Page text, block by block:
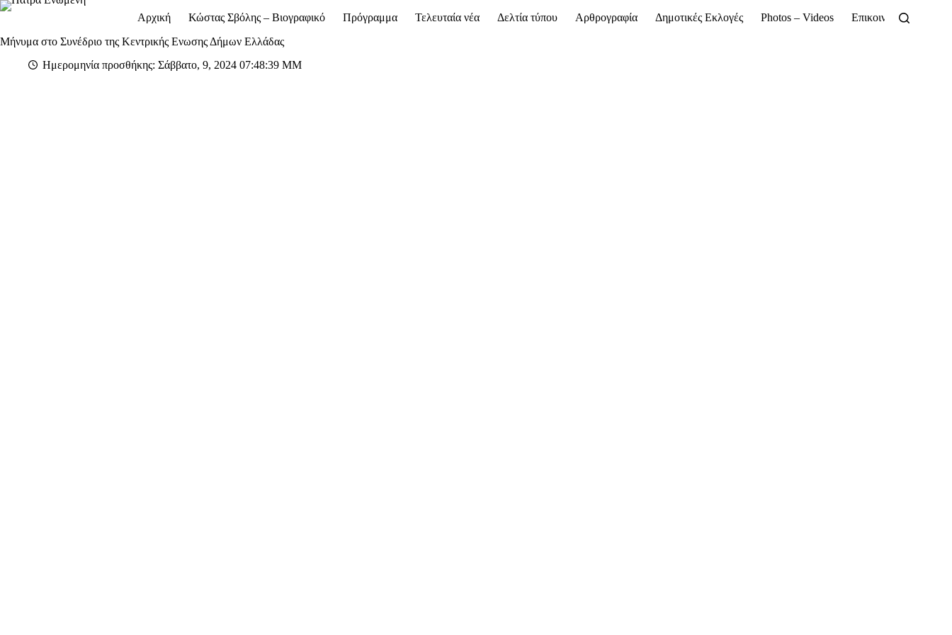
Μετάβαση
Αρχική Κώστας Σβόλης – Βιογραφικό Πρόγραμμα Τελευταία νέα Δελτία τύπου Αρθρογραφία Δημοτικές Εκλογές Photos – Videos
Επικοινωνία
Μήνυμα στο Συνέδριο της Κεντρικής Ενωσης Δήμων Ελλάδας
Ημερομηνία προσθήκης: Σάββατο, 9, 2024 07:48:39 ΜΜ